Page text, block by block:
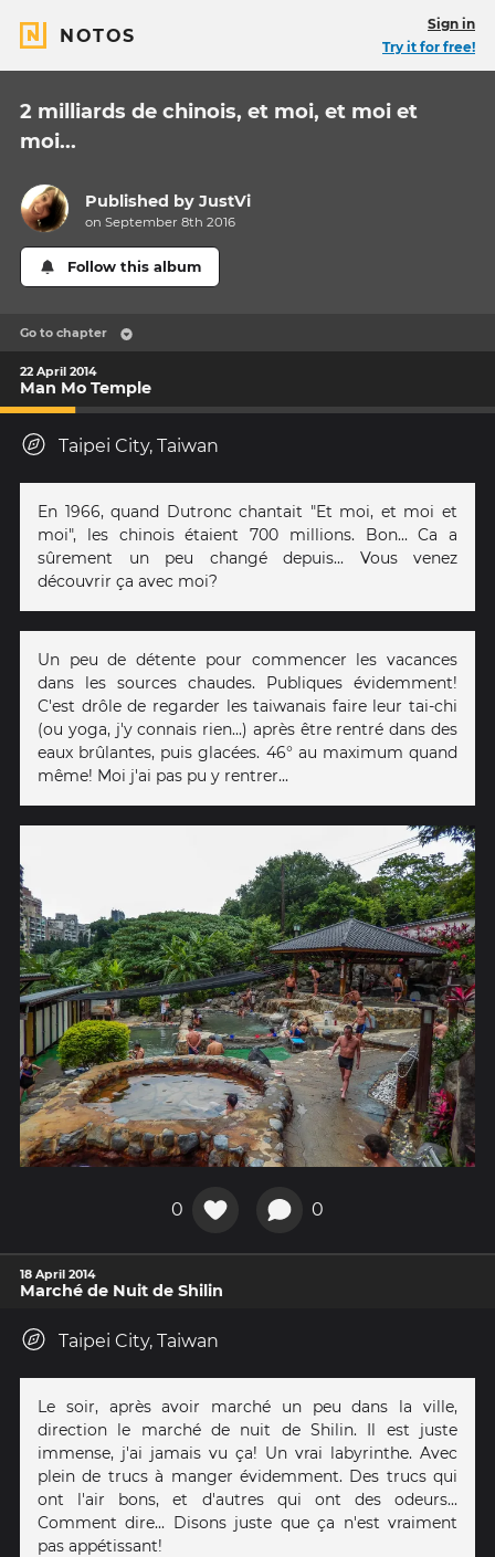
NOTOS
Sign in
Try it for free!
2 milliards de chinois, et moi, et moi et
moi...
Published byJustVi
on September 8th 2016
Follow this album
Go to chapter
22 April 2014
Man Mo Temple
Taipei City, Taiwan
En 1966, quand Dutronc chantait "Et moi, et moi et
moi", les chinois étaient 700 millions. Bon... Ca a
sûrement un peu changé depuis... Vous venez
découvrir ça avec moi?
Un peu de détente pour commencer les vacances
dans les sources chaudes. Publiques évidemment!
C'est drôle de regarder les taiwanais faire leur tai-chi
(ou yoga, j'y connais rien...) après être rentré dans des
eaux brûlantes, puis glacées. 46° au maximum quand
même! Moi j'ai pas pu y rentrer...
0 0
18 April 2014
Marché de Nuit de Shilin
Taipei City, Taiwan
Le soir, après avoir marché un peu dans la ville,
direction le marché de nuit de Shilin. Il est juste
immense, j'ai jamais vu ça! Un vrai labyrinthe. Avec
plein de trucs à manger évidemment. Des trucs qui
ont l'air bons, et d'autres qui ont des odeurs...
Comment dire... Disons juste que ça n'est vraiment
pas appétissant!